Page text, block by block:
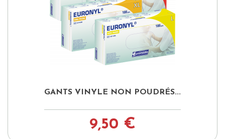
GANTS VINYLE NON POUDRÉS...
9,50 €